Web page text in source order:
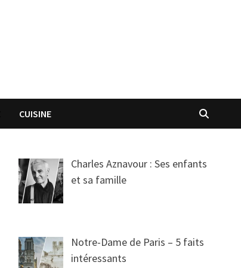
CUISINE
Charles Aznavour : Ses enfants
et sa famille
Notre-Dame de Paris – 5 faits
intéressants